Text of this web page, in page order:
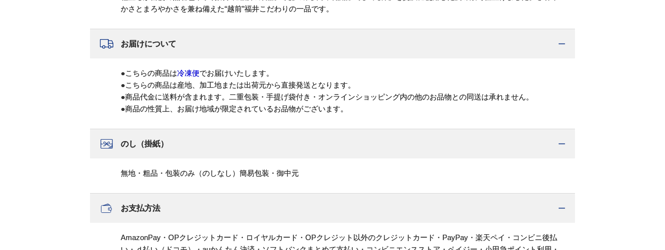
かさとまろやかさを兼ね備えた“越前”福井こだわりの一品です。
お届けについて
●こちらの商品は冷凍便でお届けいたします。
●こちらの商品は産地、加工地または出荷元から直接発送となります。
●商品代金に送料が含まれます。二重包装・手提げ袋付き・オンラインショッピング内の他のお品物との同送は承れません。
●商品の性質上、お届け地域が限定されているお品物がございます。
のし（掛紙）
無地・粗品・包装のみ（のしなし）簡易包装・御中元
お支払方法
AmazonPay・OPクレジットカード・ロイヤルカード・OPクレジット以外のクレジットカード・PayPay・楽天ペイ・コンビニ後払